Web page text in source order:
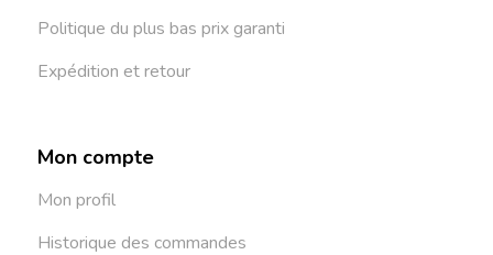
Politique du plus bas prix garanti
Expédition et retour
Mon compte
Mon profil
Historique des commandes